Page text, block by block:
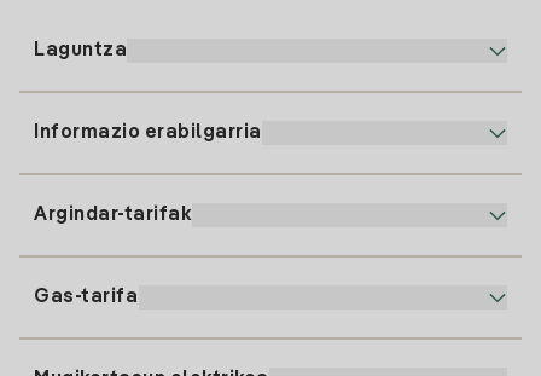
Laguntza
91 919 52 73
clientes@tuiberdrola.es
Informazio erabilgarria
Argindar-tarifak
Gas-tarifa